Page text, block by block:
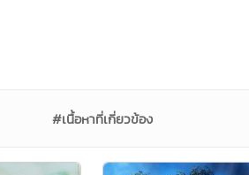
#เนื้อหาที่เกี่ยวข้อง